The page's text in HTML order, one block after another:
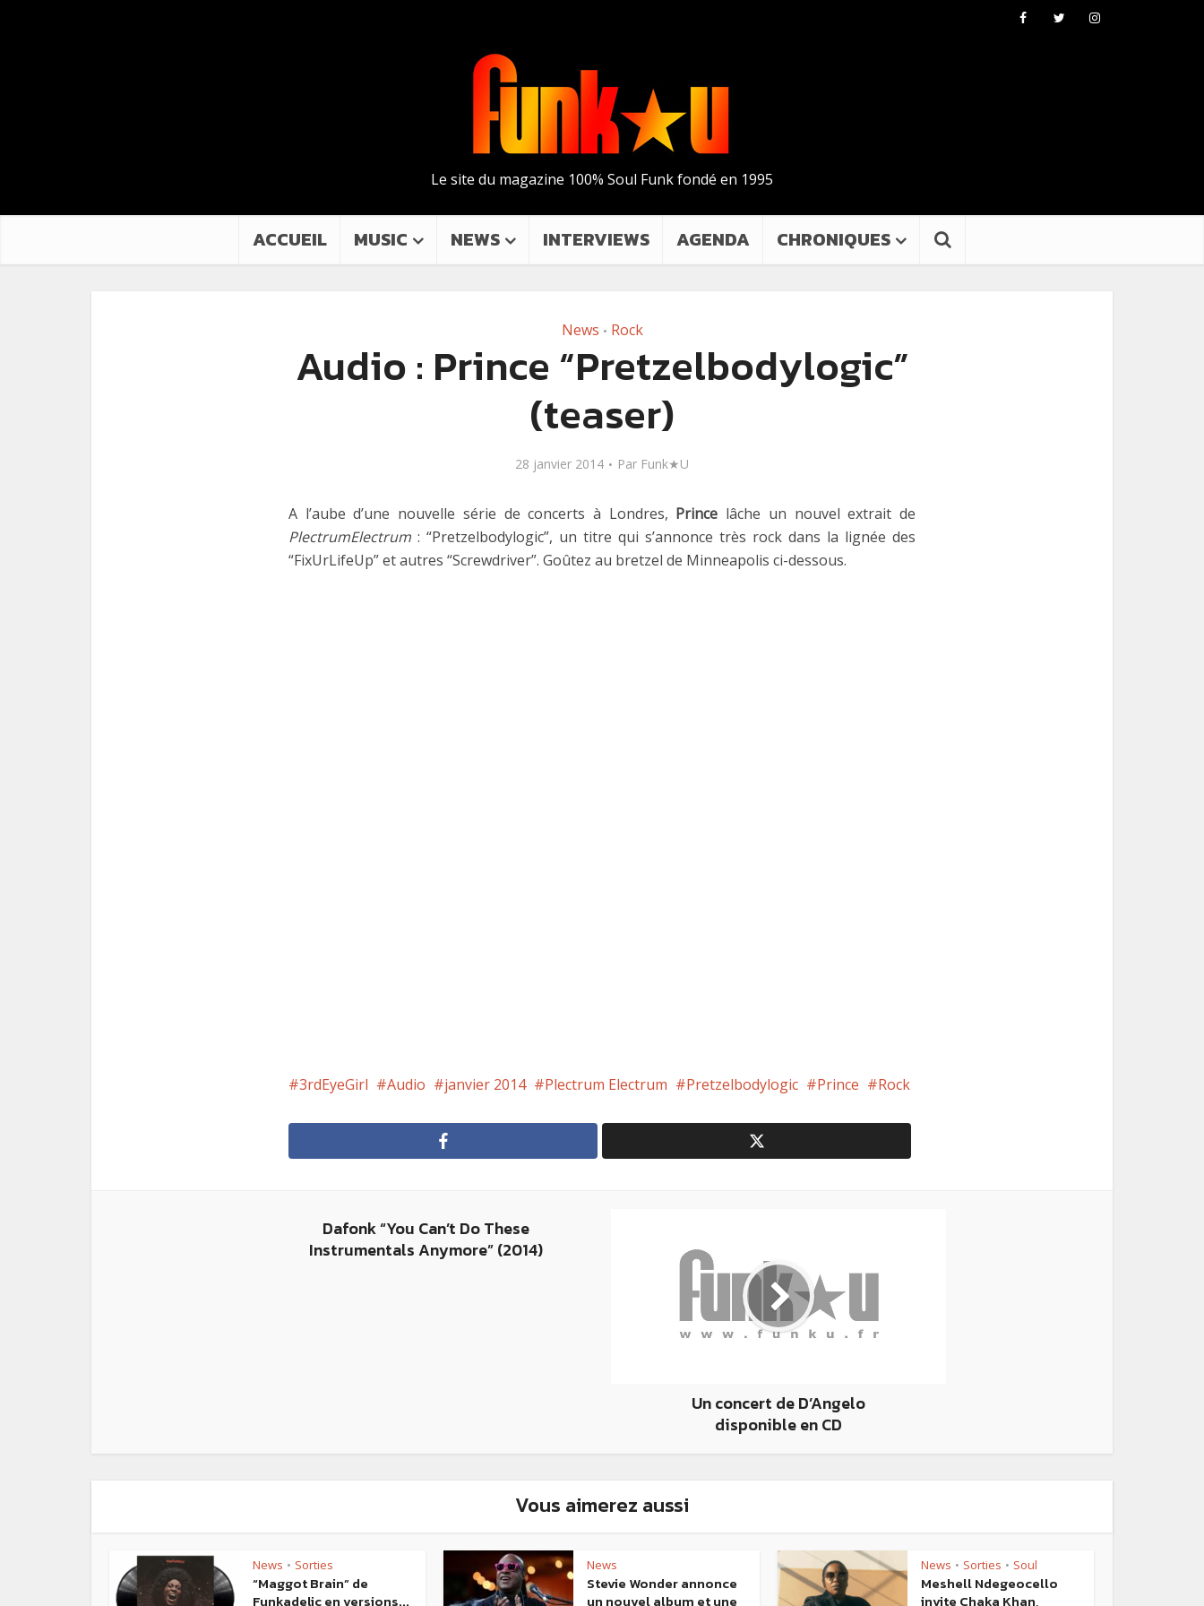
Le site du magazine 100% Soul Funk fondé en 1995
ACCUEIL MUSIC NEWS INTERVIEWS AGENDA CHRONIQUES
News • Rock
Audio : Prince “Pretzelbodylogic”
(teaser)
28 janvier 2014 Par Funk★U
A l’aube d’une nouvelle série de concerts à Londres, Prince lâche un nouvel extrait de
PlectrumElectrum : “Pretzelbodylogic”, un titre qui s’annonce très rock dans la lignée des
“FixUrLifeUp” et autres “Screwdriver”. Goûtez au bretzel de Minneapolis ci-dessous.
3rdEyeGirl Audio janvier 2014 Plectrum Electrum Pretzelbodylogic Prince Rock
Dafonk “You Can’t Do These
Instrumentals Anymore” (2014)
Un concert de D’Angelo
disponible en CD
Vous aimerez aussi
News • Sorties
“Maggot Brain” de
Funkadelic en versions...
News
Stevie Wonder annonce
un nouvel album et une
News • Sorties • Soul
Meshell Ndegeocello
invite Chaka Khan,